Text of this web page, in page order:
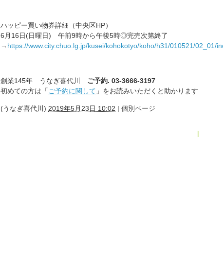
ハッピー買い物券詳細（中央区HP）
6月16日(日曜日) 午前9時から午後5時◎完売次第終了
→ https://www.city.chuo.lg.jp/kusei/kohokotyo/koho/h31/010521/02_01/
創業145年 うなぎ喜代川 ご予約. 03-3666-3197
初めての方は「 ご予約に関して 」をお読みいただくと助かります
(うなぎ喜代川 ) 2019年5月23日 10:02 | 個別ページ
|